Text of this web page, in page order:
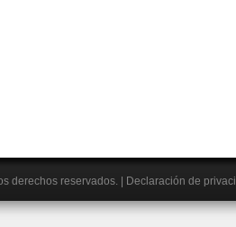
derechos reservados. Declaración de